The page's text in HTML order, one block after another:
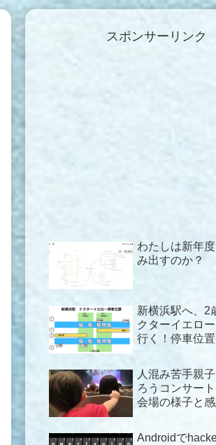
スポンサーリンク
わたしは新年
み出すのか？
新横浜駅へ、2
クターイエロ
行く！停車位
人混み苦手親
ろうコンサート
会場の様子と感
Androidで